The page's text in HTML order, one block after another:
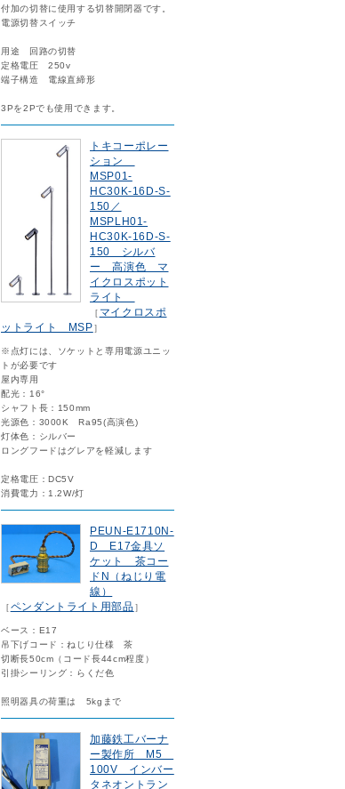
付加の切替に使用する切替開閉器です。
電源切替スイッチ
用途 回路の切替
定格電圧 250v
端子構造 電線直締形
3Pを2Pでも使用できます。
トキコーポレー
ション
MSP01-
HC30K-16D-S-
150／
MSPLH01-
HC30K-16D-S-
150 シルバ
ー 高演色 マ
イクロスポット
ライト
［ マイクロスポ
ットライト MSP］
※点灯には、ソケットと専用電源ユニッ
トが必要です
屋内専用
配光：16°
シャフト長：150mm
光源色：3000K Ra95(高演色)
灯体色：シルバー
ロングフードはグレアを軽減します
定格電圧：DC5V
消費電力：1.2W/灯
PEUN-E1710N-
D E17金具ソ
ケット 茶コー
ドN（ねじり電
線）
［ペンダントライト用部品］
ベース：E17
吊下げコード：ねじり仕様 茶
切断長50cm（コード長44cm程度）
引掛シーリング：らくだ色
照明器具の荷重は 5kgまで
加藤鉄工バーナ
ー製作所 M5
100V インバー
タネオントラン